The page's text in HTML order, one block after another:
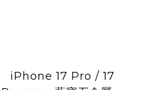
iPhone 17 Pro / 17